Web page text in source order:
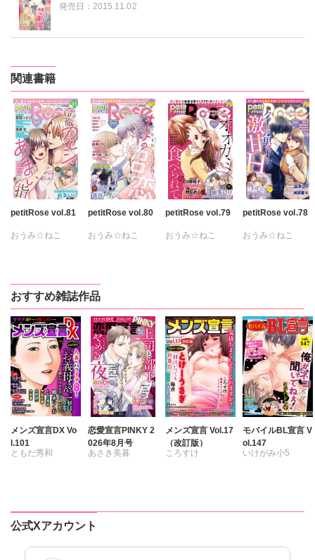
発売日： 2015.11.02
関連書籍
petitRose vol.81
おうみ☆ねこ
佐久間薫
鯖虎クロ
真田ハイジ
相田早智子
桃凪めぐ
日野塔子
由多いり
ほなみるか
petitRose vol.80
おうみ☆ねこ
佐久間薫
鯖虎クロ
真田ハイジ
桃凪めぐ
日野塔子
北里千寿
由多いり
奥原まむ
petitRose vol.79
おうみ☆ねこ
坂崎未侑
鯖虎クロ
相田早智子
桃凪めぐ
日野塔子
由多いり
petitRose vol.78
おうみ☆ねこ
坂崎未侑
鯖虎クロ
相田早智子
桃凪めぐ
由多いり
松岡奈奈
おすすめ雑誌作品
メンズ宣言DX Vo
l.101
ともだ秀和
北野健一
葉月かずお
恋愛宣言PINKY 2
026年8月号
あさき美暮
紫賀サヲリ
小鳥晶
メンズ宣言 Vol.17
（改訂版）
ころすけ
岬ゆきひろ 陽香
モバイルBL宣言 V
ol.147
いけがみ小5
公式Xアカウント